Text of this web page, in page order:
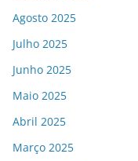
Agosto 2025
Julho 2025
Junho 2025
Maio 2025
Abril 2025
Março 2025